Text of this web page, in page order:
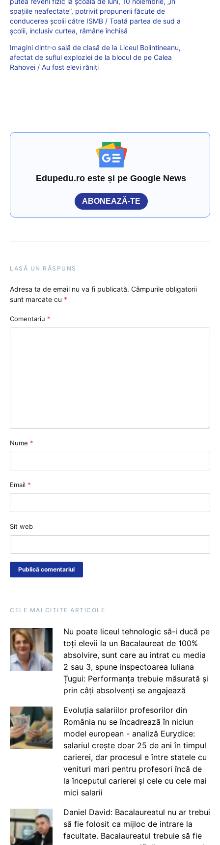
spațiile neafectate”, potrivit propunerii făcute de
conducerea școlii către ISMB / Toată partea de sud a
școlii, inclusiv curtea, rămâne închisă
Imagini dintr-o sală de clasă de la Liceul Bolintineanu,
afectat de suflul exploziei de la blocul de pe Calea
Rahovei / Au fost elevi răniți
Edupedu.ro este și pe Google News
ABONEAZĂ-TE
LASĂ UN RĂSPUNS
Adresa ta de email nu va fi publicată. Câmpurile obligatorii
sunt marcate cu *
Comentariu *
Nume *
Email *
Sit web
CELE MAI CITITE ARTICOLE
Nu poate liceul tehnologic să-i ducă pe
toți elevii la un Bacalaureat de 100%
absolvire, sunt care au intrat cu media
2 sau 3, spune inspectoarea Iuliana
Țugui: Performanța trebuie măsurată și
prin câți absolvenți se angajează
Evoluția salariilor profesorilor din
România nu se încadrează în niciun
model european - analiză Eurydice:
salariul crește doar 25 de ani în timpul
carierei, dar procesul e între statele cu
venituri mari pentru profesori încă de
la începutul carierei și cele cu cele mai
mici salarii
Daniel David: Bacalaureatul nu ar trebui
să fie folosit ca mijloc de intrare la
facultate. Bacalaureatul trebuie să fie